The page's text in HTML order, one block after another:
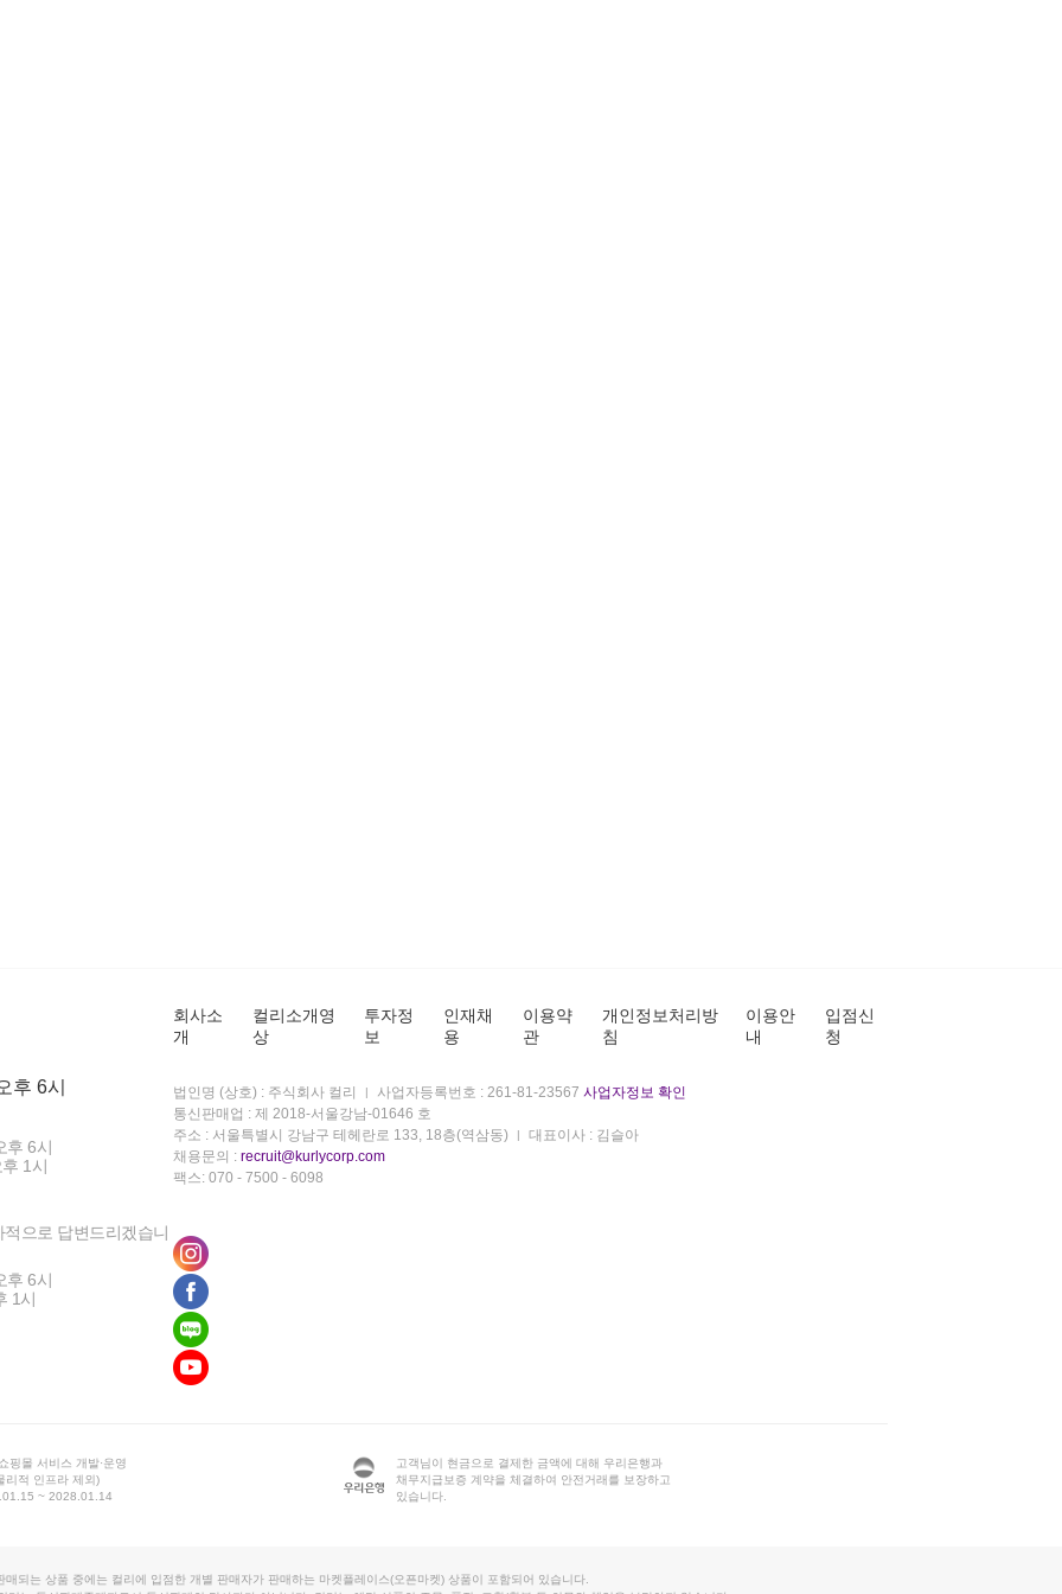
후 6시
후 6시
1시
으로 답변드리겠습니
후 6시
1시
회사소
개
컬리소개영
상
투자정
보
인재채
용
이용약
관
개인정보처리방
침
이용안
내
입점신
청
법인명 (상호) : 주식회사 컬리 사업자등록번호 : 261-81-23567 사업자정보 확인
통신판매업 : 제 2018-서울강남-01646 호
주소 : 서울특별시 강남구 테헤란로 133, 18층(역삼동)
대표이사 : 김슬아
채용문의 : recruit@kurlycorp.com
팩스: 070 - 7500 - 6098
핑몰 서비스 개발·운영
리적 인프라 제외)
~ 2028.01.14
고객님이 현금으로 결제한 금액에 대해 우리은행과
채무지급보증 계약을 체결하여 안전거래를 보장하고
있습니다.
매되는 상품 중에는 컬리에 입점한 개별 판매자가 판매하는 마켓플레이스(오픈마켓) 상품이 포함되어 있습니다.